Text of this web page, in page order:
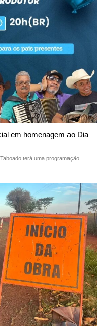
em homenagem ao Dia
terá uma programação